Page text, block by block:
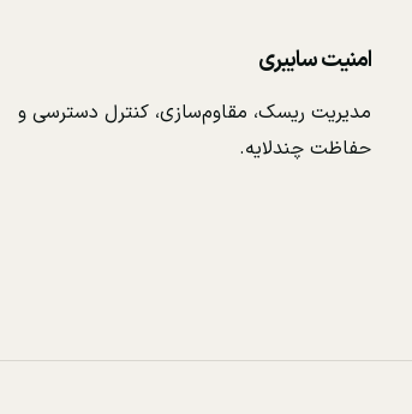
امنیت سایبری
مدیریت ریسک، مقاوم‌سازی، کنترل دسترسی و
حفاظت چندلایه.